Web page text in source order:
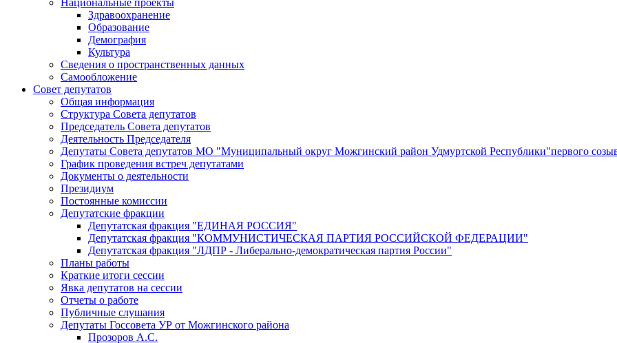
Здравоохранение
Образование
Демография
Культура
Сведения о пространственных данных
Самообложение
Совет депутатов
Общая информация
Структура Совета депутатов
Председатель Совета депутатов
Деятельность Председателя
Депутаты Совета депутатов МО "Муниципальный округ Можгинский район Удмуртской Республики"первого
График проведения встреч депутатами
Документы о деятельности
Президиум
Постоянные комиссии
Депутатские фракции
Депутатская фракция "ЕДИНАЯ РОССИЯ"
Депутатская фракция "КОММУНИСТИЧЕСКАЯ ПАРТИЯ РОССИЙСКОЙ ФЕДЕРАЦИИ"
Депутатская фракция "ЛДПР - Либерально-демократическая партия России"
Планы работы
Краткие итоги сессии
Явка депутатов на сессии
Отчеты о работе
Публичные слушания
Депутаты Госсовета УР от Можгинского района
Прозоров А.С.